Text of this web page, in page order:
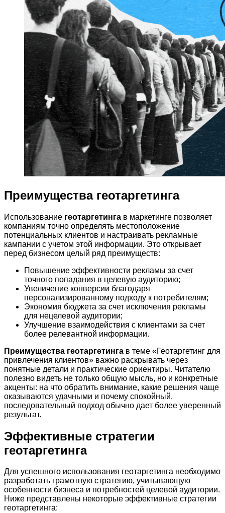
Преимущества геотаргетинга
Использование геотаргетинга в маркетинге позволяет
компаниям точно определять местоположение
потенциальных клиентов и настраивать рекламные
кампании с учетом этой информации. Это открывает
перед бизнесом целый ряд преимуществ:
Повышение эффективности рекламы за счет
точного попадания в целевую аудиторию;
Увеличение конверсии благодаря
персонализированному подходу к потребителям;
Экономия бюджета за счет исключения рекламы
для нецелевой аудитории;
Улучшение взаимодействия с клиентами за счет
более релевантной информации.
Преимущества геотаргетинга в теме «Геотаргетинг для
привлечения клиентов» важно раскрывать через
понятные детали и практические ориентиры. Читателю
полезно видеть не только общую мысль, но и конкретные
акценты: на что обратить внимание, какие решения чаще
оказываются удачными и почему спокойный,
последовательный подход обычно дает более уверенный
результат.
Эффективные стратегии
геотаргетинга
Для успешного использования геотаргетинга необходимо
разработать грамотную стратегию, учитывающую
особенности бизнеса и потребностей целевой аудитории.
Ниже представлены некоторые эффективные стратегии
геотаргетинга: